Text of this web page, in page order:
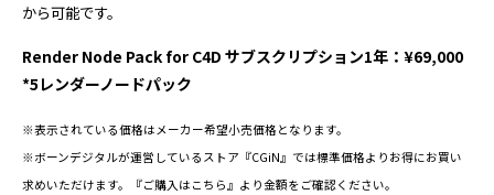
から可能です。
Render Node Pack for C4D サブスクリプション1年：¥69,000
*5レンダーノードパック
※表示されている価格はメーカー希望小売価格となります。
※ボーンデジタルが運営しているストア『CGiN』では標準価格よりお得にお買い
求めいただけます。『ご購入はこちら』より金額をご確認ください。